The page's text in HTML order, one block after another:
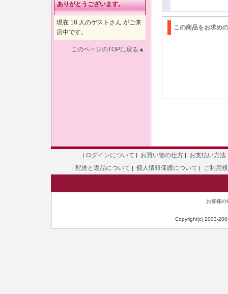
この商品をお求め
ありがとうございます。
現在 18 人のゲストさん がご来
店中です。
このページのTOPに戻る▲
| ログインについて | お買い物の仕方 | お支払い方法
| 配送と返品について | 個人情報保護について | ご利用
お客様
Copyright(c) 2003-